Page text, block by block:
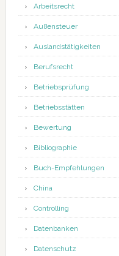
Arbeitsrecht
Außensteuer
Auslandstätigkeiten
Berufsrecht
Betriebsprüfung
Betriebsstätten
Bewertung
Bibliographie
Buch-Empfehlungen
China
Controlling
Datenbanken
Datenschutz